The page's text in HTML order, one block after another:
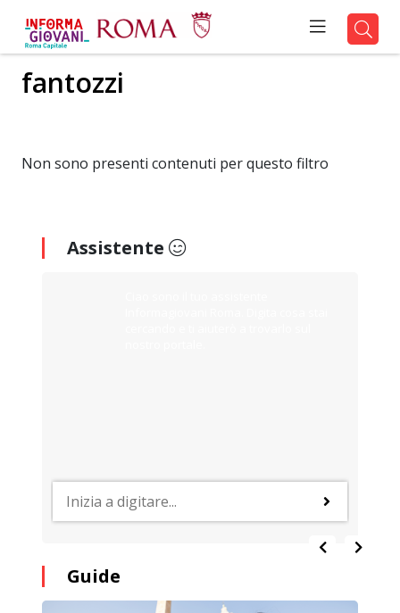
fantozzi
Non sono presenti contenuti per questo filtro
Assistente
Guide